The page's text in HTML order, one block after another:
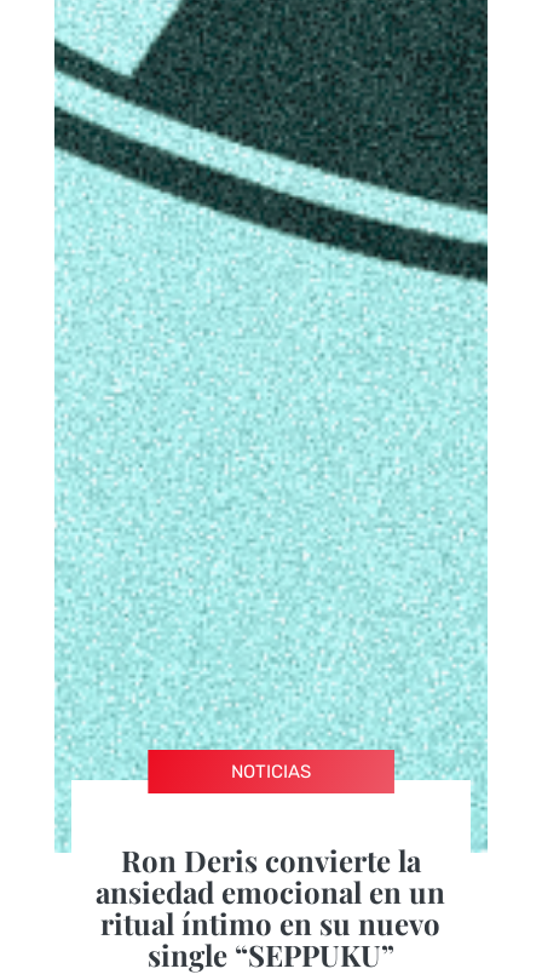
NOTICIAS
Ron Deris convierte la
ansiedad emocional en un
ritual íntimo en su nuevo
single “SEPPUKU”